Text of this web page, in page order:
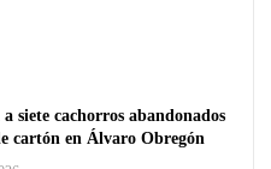
a siete cachorros abandonados
cartón en Álvaro Obregón